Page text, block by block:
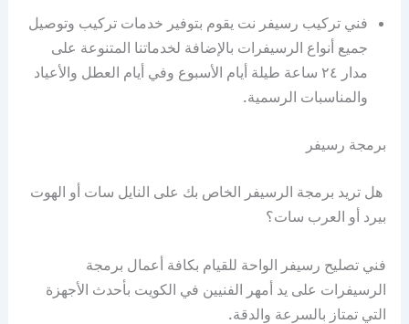
فني تركيب رسيفر نت يقوم بتوفير خدمات تركيب وتوصيل
جميع أنواع الرسيفرات بالإضافة لخدماتنا المتنوعة على
مدار ٢٤ ساعة طيلة أيام الأسبوع وفي أيام العطل والأعياد
والمناسبات الرسمية.
برمجة رسيفر
هل تريد برمجة الرسيفر الخاص بك على النايل سات أو الهوت
بيرد أو العرب سات؟
فني تصليح رسيفر الواحة للقيام بكافة أعمال برمجة
الرسيفرات على يد أمهر الفنيين في الكويت بأحدث الأجهزة
التي تمتاز بالسرعة والدقة.